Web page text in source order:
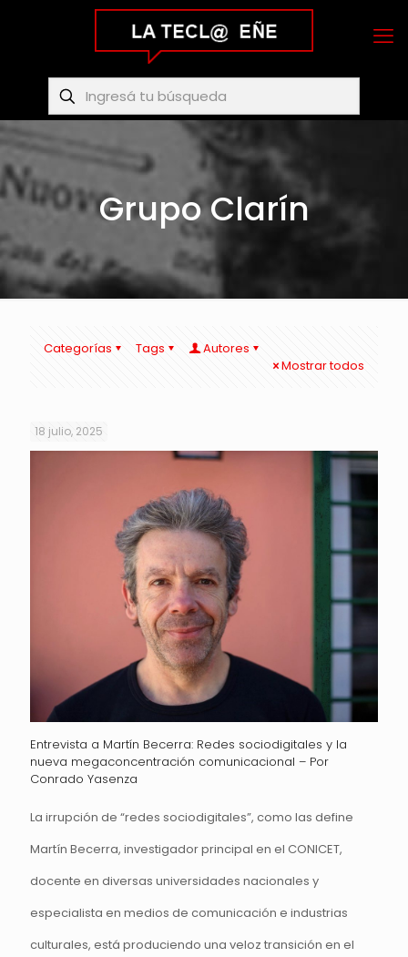
Grupo Clarín
Categorías Tags
Autores
Mostrar todos
18 julio, 2025
Entrevista a Martín Becerra: Redes sociodigitales y la
nueva megaconcentración comunicacional – Por
Conrado Yasenza
La irrupción de “redes sociodigitales”, como las define
Martín Becerra, investigador principal en el CONICET,
docente en diversas universidades nacionales y
especialista en medios de comunicación e industrias
culturales, está produciendo una veloz transición en el